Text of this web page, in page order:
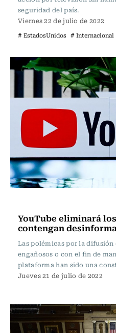
seguridad del país.
Viernes 22 de julio de 2022
# EstadosUnidos # Internacional
YouTube eliminará
contengan
Las polémicas por la
engañosos o con el fin de
plataforma han sido una
Jueves 21 de julio de 2022